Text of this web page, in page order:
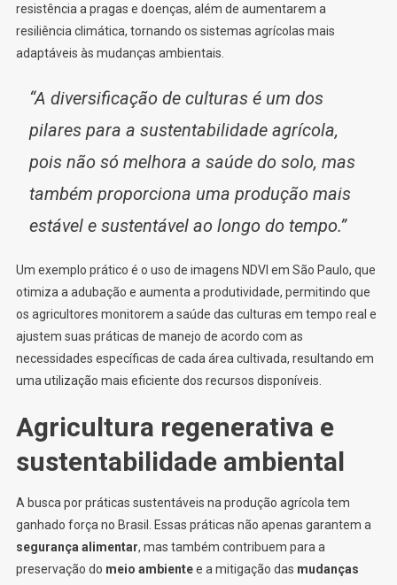
resistência a pragas e doenças, além de aumentarem a
resiliência climática, tornando os sistemas agrícolas mais
adaptáveis às mudanças ambientais.
“A diversificação de culturas é um dos
pilares para a sustentabilidade agrícola,
pois não só melhora a saúde do solo, mas
também proporciona uma produção mais
estável e sustentável ao longo do tempo.”
Um exemplo prático é o uso de imagens NDVI em São Paulo, que
otimiza a adubação e aumenta a produtividade, permitindo que
os agricultores monitorem a saúde das culturas em tempo real e
ajustem suas práticas de manejo de acordo com as
necessidades específicas de cada área cultivada, resultando em
uma utilização mais eficiente dos recursos disponíveis.
Agricultura regenerativa e
sustentabilidade ambiental
A busca por práticas sustentáveis na produção agrícola tem
ganhado força no Brasil. Essas práticas não apenas garantem a
segurança alimentar, mas também contribuem para a
preservação do meio ambientee a mitigação das mudanças